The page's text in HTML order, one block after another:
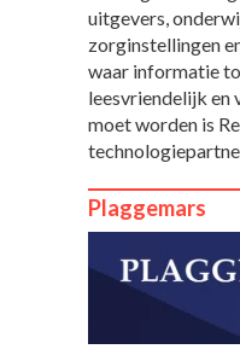
uitgevers,
zorginstellingen
waar informatie
leesvriendelijk en
moet worden is
Plaggemars